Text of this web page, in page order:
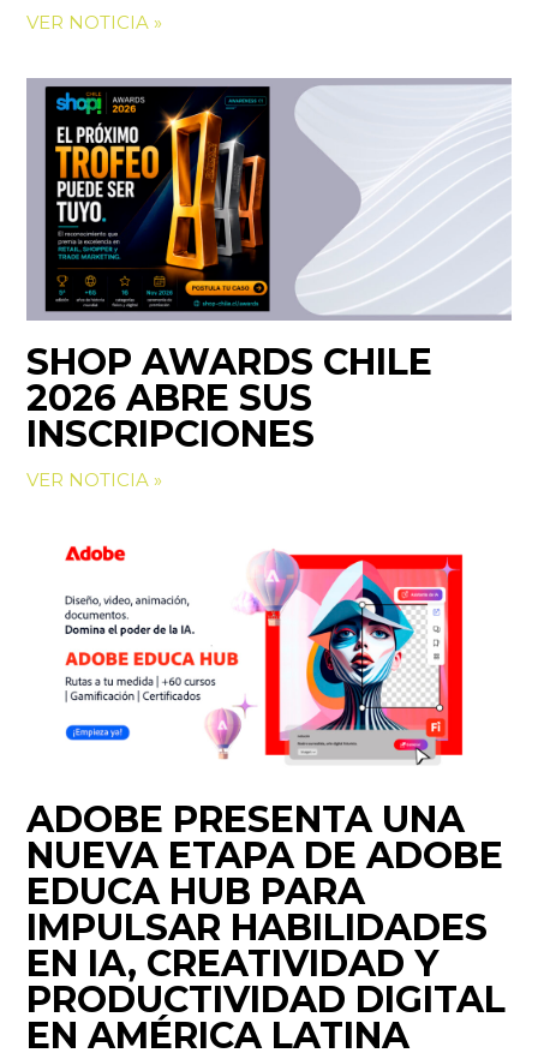
VER NOTICIA »
SHOP AWARDS CHILE
2026 ABRE SUS
INSCRIPCIONES
VER NOTICIA »
ADOBE PRESENTA UNA
NUEVA ETAPA DE ADOBE
EDUCA HUB PARA
IMPULSAR HABILIDADES
EN IA, CREATIVIDAD Y
PRODUCTIVIDAD DIGITAL
EN AMÉRICA LATINA